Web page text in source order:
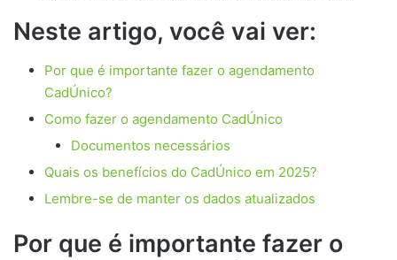
Neste artigo, você vai ver:
Por que é importante fazer o agendamento
CadÚnico?
Como fazer o agendamento CadÚnico
Documentos necessários
Quais os benefícios do CadÚnico em 2025?
Lembre-se de manter os dados atualizados
Por que é importante fazer o